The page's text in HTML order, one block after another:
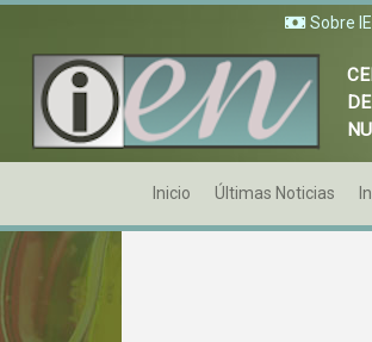
Sobre
Inicio Últimas Noticias